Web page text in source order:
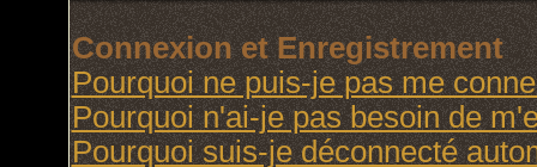
Connexion et Enregistrement
Pourquoi ne puis-je pas me
Pourquoi n'ai-je pas besoin de
Pourquoi suis-je déconnecté